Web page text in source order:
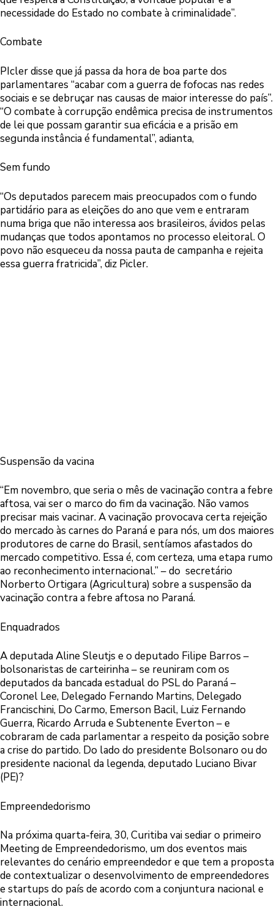
necessidade do Estado no combate à criminalidade”.
Combate
PIcler disse que já passa da hora de boa parte dos
parlamentares “acabar com a guerra de fofocas nas redes
sociais e se debruçar nas causas de maior interesse do país”.
“O combate à corrupção endêmica precisa de instrumentos
de lei que possam garantir sua eficácia e a prisão em
segunda instância é fundamental”, adianta,
Sem fundo
“Os deputados parecem mais preocupados com o fundo
partidário para as eleições do ano que vem e entraram
numa briga que não interessa aos brasileiros, ávidos pelas
mudanças que todos apontamos no processo eleitoral. O
povo não esqueceu da nossa pauta de campanha e rejeita
essa guerra fratricida”, diz Picler.
Suspensão da vacina
“Em novembro, que seria o mês de vacinação contra a febre
aftosa, vai ser o marco do fim da vacinação. Não vamos
precisar mais vacinar. A vacinação provocava certa rejeição
do mercado às carnes do Paraná e para nós, um dos maiores
produtores de carne do Brasil, sentíamos afastados do
mercado competitivo. Essa é, com certeza, uma etapa rumo
ao reconhecimento internacional.” – do secretário
Norberto Ortigara (Agricultura) sobre a suspensão da
vacinação contra a febre aftosa no Paraná.
Enquadrados
A deputada Aline Sleutjs e o deputado Filipe Barros –
bolsonaristas de carteirinha – se reuniram com os
deputados da bancada estadual do PSL do Paraná –
Coronel Lee, Delegado Fernando Martins, Delegado
Francischini, Do Carmo, Emerson Bacil, Luiz Fernando
Guerra, Ricardo Arruda e Subtenente Everton – e
cobraram de cada parlamentar a respeito da posição sobre
a crise do partido. Do lado do presidente Bolsonaro ou do
presidente nacional da legenda, deputado Luciano Bivar
(PE)?
Empreendedorismo
Na próxima quarta-feira, 30, Curitiba vai sediar o primeiro
Meeting de Empreendedorismo, um dos eventos mais
relevantes do cenário empreendedor e que tem a proposta
de contextualizar o desenvolvimento de empreendedores
e startups do país de acordo com a conjuntura nacional e
internacional.